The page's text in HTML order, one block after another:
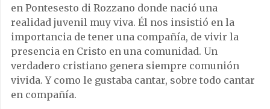
en Pontesesto di Rozzano donde nació una
realidad juvenil muy viva. Él nos insistió en la
importancia de tener una compañía, de vivir la
presencia en Cristo en una comunidad. Un
verdadero cristiano genera siempre comunión
vivida. Y como le gustaba cantar, sobre todo cantar
en compañía.